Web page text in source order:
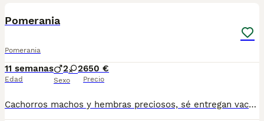
Pomerania
Pomerania
11 semanas
Edad
2 2
Sexo
650 €
Precio
Cachorros machos y hembras preciosos, sé entregan vacunados, desparacitados y con su cartilla sanitaria contactar al nr.de teléfono 622525877-632204571 para mas información